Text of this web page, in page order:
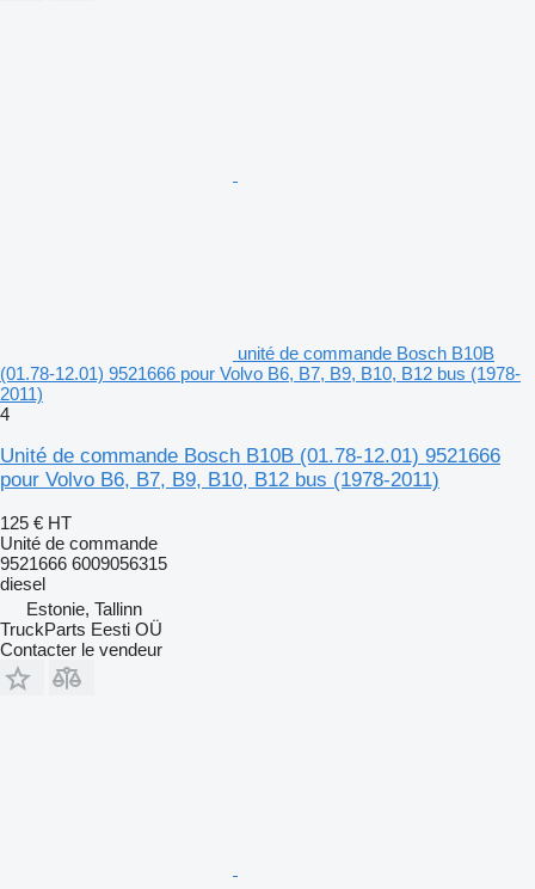
unité de commande Bosch B10B
(01.78-12.01) 9521666 pour Volvo B6, B7, B9, B10, B12 bus (1978-
2011)
4
Unité de commande Bosch B10B (01.78-12.01) 9521666
pour Volvo B6, B7, B9, B10, B12 bus (1978-2011)
125 € HT
Unité de commande
9521666 6009056315
diesel
Estonie, Tallinn
TruckParts Eesti OÜ
Contacter le vendeur